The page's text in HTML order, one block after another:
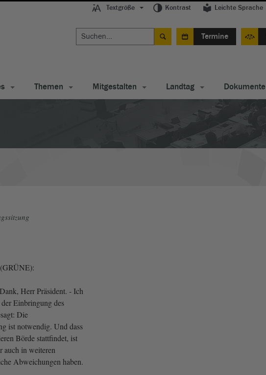
Textgröße Kontrast Leichte Sprache
Termine
Themen Mitgestalten Landtag Dokumente
Herr Präsident. - Ich
Einbringung des
Die
ist notwendig. Und dass
Börde stattfindet, ist
in weiteren
Abweichungen haben.